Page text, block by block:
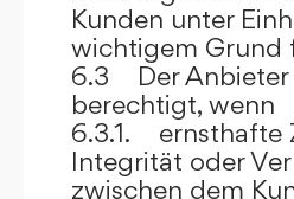
Kunden unter
wichtigem Grund
6.3 Der Anbieter
berechtigt, wenn
6.3.1. ernsthafte
Integrität oder
zwischen dem